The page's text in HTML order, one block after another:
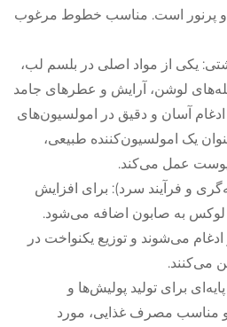
و پرنور است. مناسب خطوط مرغوب
یکی از مواد اصلی در بلسم لب،
لوشن، آرایش و عطرهای جامد
آسان و دقیق در امولسیون‌های
یک امولسیون‌کننده طبیعی،
عمل می‌کند.
و فرآیند سرد): برای افزایش
لوکس به صابون اضافه می‌شود.
می‌شوند و توزیع یکنواخت در
می‌کنند.
برای تولید پولیش‌ها و
مناسب مصرف غذایی، مورد